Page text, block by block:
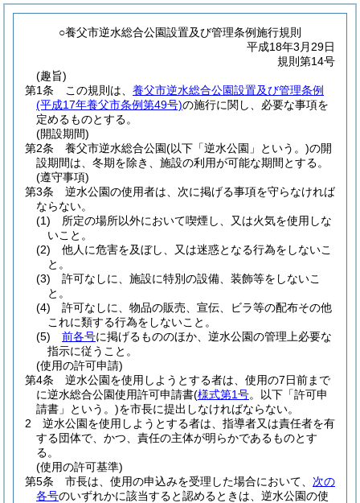
○養父市逆水総合公園設置及び管理条例施行規則
平成18年3月29日
規則第14号
(趣旨)
第1条
この規則は、 養父市逆水総合公園設置及び管理条例
(平成17年養父市条例第49号)の施行に関し、必要な事項を
定めるものとする。
(開設期間)
第2条
養父市逆水総合公園(以下「逆水公園」という。)の開
設期間は、冬期を除き、施設の利用が可能な期間とする。
(遵守事項)
第3条
逆水公園の使用者は、次に掲げる事項を守らなければ
ならない。
(1)
所定の場所以外において喫煙し、又は火気を使用しな
いこと。
(2)
他人に危害を及ぼし、又は迷惑となる行為をしないこ
と。
(3)
許可なしに、施設に特別の設備、装飾等をしないこ
と。
(4)
許可なしに、物品の販売、宣伝、ビラ等の配布その他
これに類する行為をしないこと。
(5)
前各号に掲げるもののほか、逆水公園の管理上必要な
指示に従うこと。
(使用の許可申請)
第4条
逆水公園を使用しようとする者は、使用の7日前まで
に逆水総合公園使用許可申請書(様式第1号。以下「許可申
請書」という。)を市長に提出しなければならない。
2
逆水公園を使用しようとする者は、指導者又は責任者を有
する団体で、かつ、責任の主体が明らかであるものとす
る。
(使用の許可基準)
第5条
市長は、使用の申込みを受理した場合において、 次の
各号のいずれかに該当すると認めるときは、逆水公園の使